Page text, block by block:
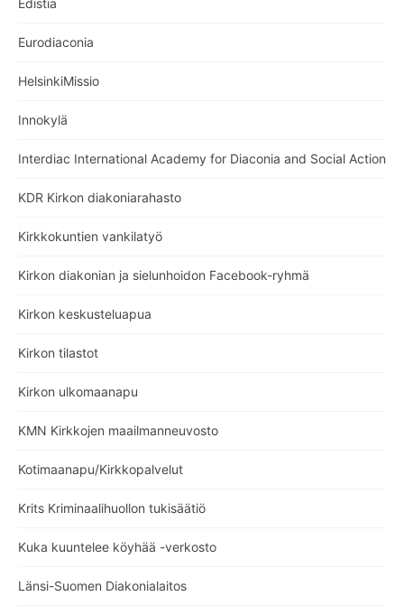
Eurodiaconia
HelsinkiMissio
Innokylä
Interdiac International Academy for Diaconia and Social Action
KDR Kirkon diakoniarahasto
Kirkkokuntien vankilatyö
Kirkon diakonian ja sielunhoidon Facebook-ryhmä
Kirkon keskusteluapua
Kirkon tilastot
Kirkon ulkomaanapu
KMN Kirkkojen maailmanneuvosto
Kotimaanapu/Kirkkopalvelut
Krits Kriminaalihuollon tukisäätiö
Kuka kuuntelee köyhää -verkosto
Länsi-Suomen Diakonialaitos